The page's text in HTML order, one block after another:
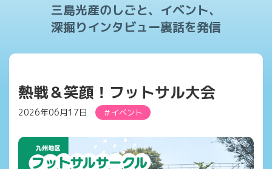
三島光産のしごと、イベント、
深掘りインタビュー裏話を発信
熱戦＆笑顔！フットサル大会
2026年06月17日 イベント